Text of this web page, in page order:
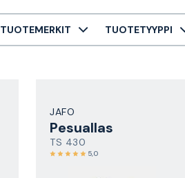
TUOTEMERKIT TUOTETYYPPI
JAFO
Pesuallas
TS 430
5,0